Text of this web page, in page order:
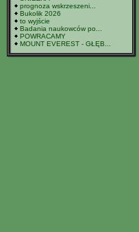
prognoza wskrzeszeni...
Bukolik 2026
to wyjście
Badania naukowców po...
POWRACAMY
MOUNT EVEREST - GŁĘB...